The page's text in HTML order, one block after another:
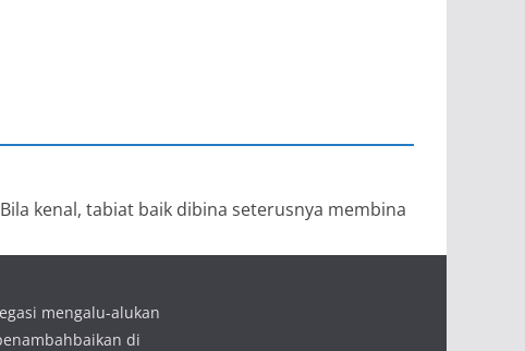
kenal, tabiat baik dibina seterusnya membina
mengalu-alukan
di